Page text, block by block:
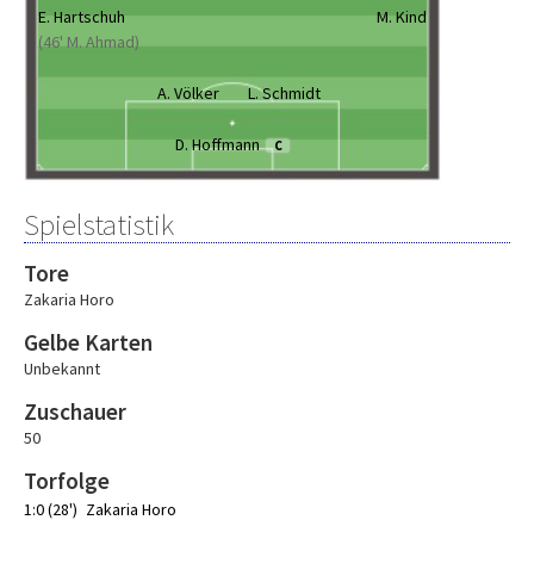
E. Hartschuh
(46' M. Ahmad)
M. Kind
A. Völker L. Schmidt
D. Hoffmann C
Spielstatistik
Tore
Zakaria Horo
Gelbe Karten
Unbekannt
Zuschauer
50
Torfolge
1:0 (28') Zakaria Horo